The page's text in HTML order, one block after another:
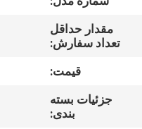
کارخانه
کنترل
مقدار حداقل
تعداد سفارش:
قیمت:
جزئیات بسته
بندی: